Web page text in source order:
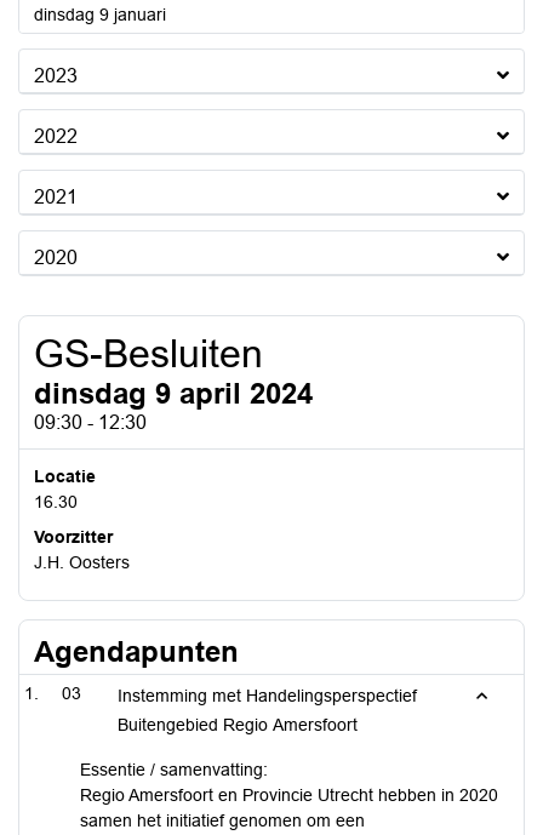
dinsdag 9 januari2024
2023
2022
2021
2020
GS-Besluiten
dinsdag 9 april 2024
09:30 - 12:30
Locatie
16.30
Voorzitter
J.H. Oosters
Agendapunten
03
Instemming met Handelingsperspectief
Buitengebied Regio Amersfoort
Essentie / samenvatting:
Regio Amersfoort en Provincie Utrecht hebben in 2020
samen het initiatief genomen om een